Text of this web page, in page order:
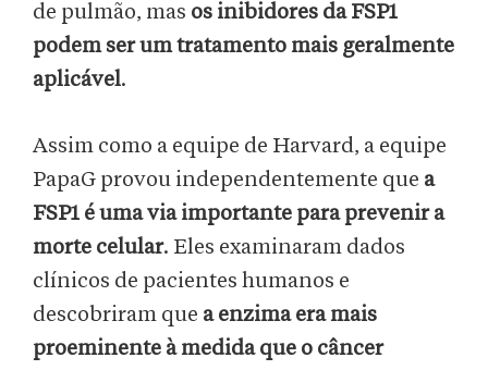
de pulmão, mas os inibidores da FSP1
podem ser um tratamento mais geralmente
aplicável.
Assim como a equipe de Harvard, a equipe
PapaG provou independentemente que a
FSP1 é uma via importante para prevenir a
morte celular. Eles examinaram dados
clínicos de pacientes humanos e
descobriram que a enzima era mais
proeminente à medida que o câncer